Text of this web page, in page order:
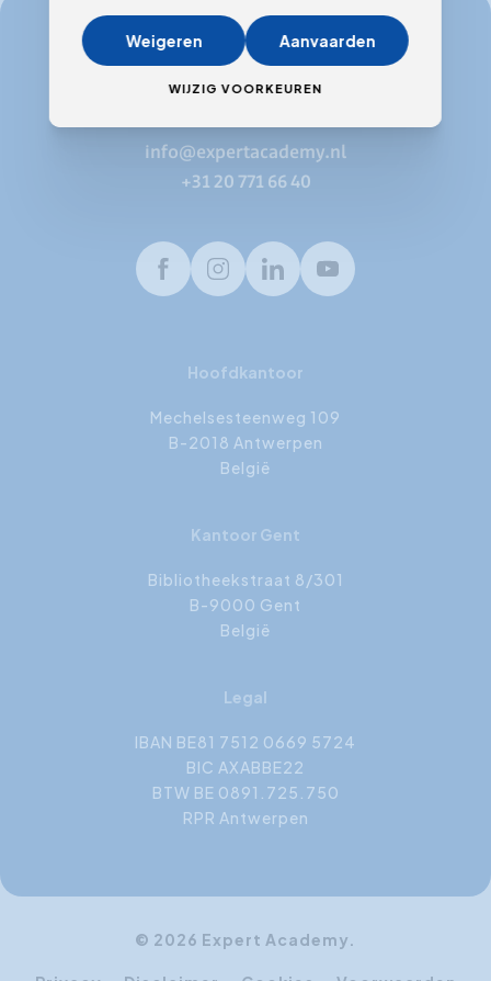
info@expertacademy.be
info@expertacademy.nl
+31 20 771 66 40
FacebookInstagramLinkedInYoutube
Hoofdkantoor
Mechelsesteenweg 109
B-2018 Antwerpen
België
Kantoor Gent
Bibliotheekstraat 8/301
B-9000 Gent
België
Legal
IBAN BE81 7512 0669 5724
BIC AXABBE22
BTW BE 0891.725.750
RPR Antwerpen
© 2026 Expert Academy.
Weigeren Aanvaarden
WIJZIG VOORKEUREN